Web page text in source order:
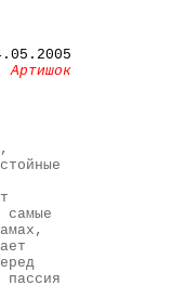
Артишок
самые